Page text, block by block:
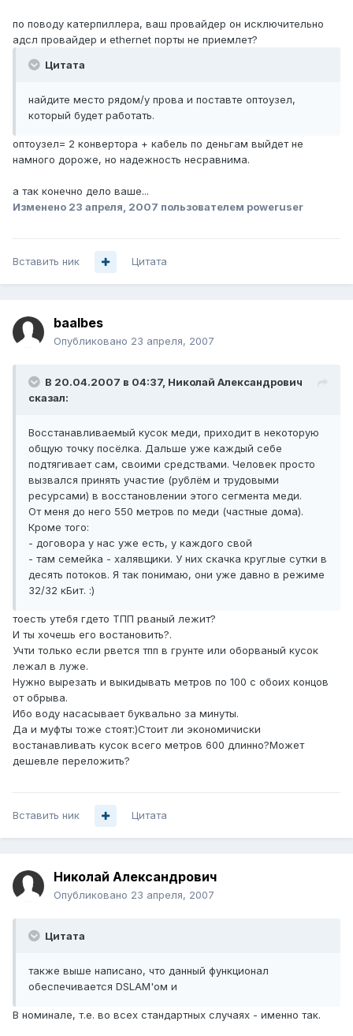
по поводу катерпиллера, ваш провайдер он исключительно
адсл провайдер и ethernet порты не приемлет?
Цитата
найдите место рядом/у прова и поставте оптоузел,
который будет работать.
оптоузел= 2 конвертора + кабель по деньгам выйдет не
намного дороже, но надежность несравнима.
а так конечно дело ваше...
Изменено 23 апреля, 2007 пользователем poweruser
Вставить ник Цитата
baalbes
Опубликовано 23 апреля, 2007
В 20.04.2007 в 04:37, Николай Александрович
сказал:
Восстанавливаемый кусок меди, приходит в некоторую
общую точку посёлка. Дальше уже каждый себе
подтягивает сам, своими средствами. Человек просто
вызвался принять участие (рублём и трудовыми
ресурсами) в восстановлении этого сегмента меди.
От меня до него 550 метров по меди (частные дома).
Кроме того:
- договора у нас уже есть, у каждого свой
- там семейка - халявщики. У них скачка круглые сутки в
десять потоков. Я так понимаю, они уже давно в режиме
32/32 кБит. :)
тоесть утебя гдето ТПП рваный лежит?
И ты хочешь его востановить?.
Учти только если рвется тпп в грунте или оборваный кусок
лежал в луже.
Нужно вырезать и выкидывать метров по 100 с обоих концов
от обрыва.
Ибо воду насасывает буквально за минуты.
Да и муфты тоже стоят:)Стоит ли экономичиски
востанавливать кусок всего метров 600 длинно?Может
дешевле переложить?
Вставить ник Цитата
Николай Александрович
Опубликовано 23 апреля, 2007
Цитата
также выше написано, что данный функционал
обеспечивается DSLAM'ом и
В номинале, т.е. во всех стандартных случаях - именно так.